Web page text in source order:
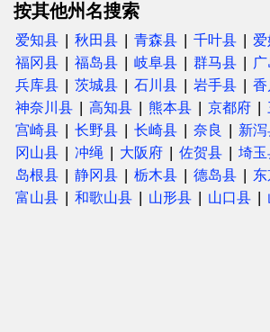
按其他州名搜索
爱知县 秋田县 青森县 千叶县
福冈县
福岛县 岐阜县 群马县
兵库县
茨城县 石川县 岩手县 香
神奈川县
高知县 熊本县 京都府
宫崎县
长野县 长崎县 奈良 新
冈山县
冲绳 大阪府 佐贺县 埼玉
岛根县
静冈县 栃木县 德岛县
富山县
和歌山县 山形县 山口县